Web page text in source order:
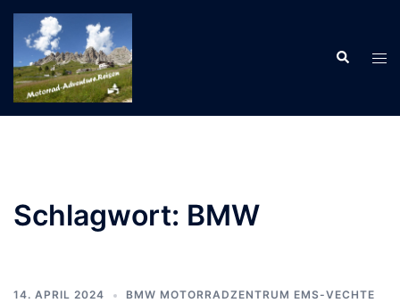
Zum
Inhalt
springen
Suche
Schlagwort: BMW
14. APRIL 2024 BMW MOTORRADZENTRUM EMS-VECHTE